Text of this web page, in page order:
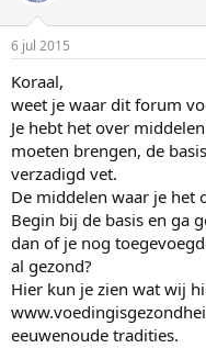
6 jul 2015
Koraal,
weet je waar dit forum
Je hebt het over
moeten brengen, de
verzadigd vet.
De middelen waar je het
Begin bij de basis en ga
dan of je nog
al gezond?
Hier kun je zien wat wij
eeuwenoude tradities.